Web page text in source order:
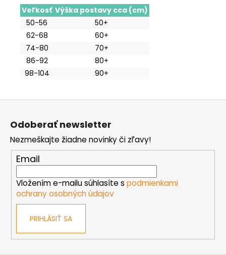
Veľkosť Výška postavy cca (cm)
50-56
50+
62-68
60+
74-80
70+
86-92
80+
98-104
90+
Odoberať newsletter
Nezmeškajte žiadne novinky či zľavy!
Email
Vložením e-mailu súhlasíte s podmienkami
ochrany osobných údajov
PRIHLÁSIŤ SA